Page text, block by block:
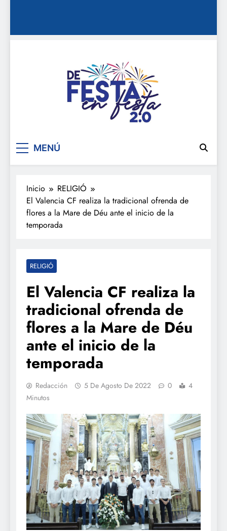
De festa en festa 2.0
MENÚ
Inicio
RELIGIÓ
El Valencia CF realiza la tradicional ofrenda de
flores a la Mare de Déu ante el inicio de la
temporada
RELIGIÓ
El Valencia CF realiza la
tradicional ofrenda de
flores a la Mare de Déu
ante el inicio de la
temporada
Redacción 5 De Agosto De 2022 0
4
Minutos